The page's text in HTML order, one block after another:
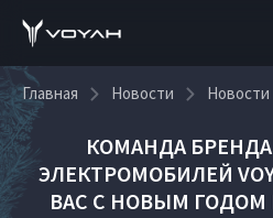
Главная Новости Новости
КОМАНДА
ЭЛЕКТРОМОБИЛЕЙ
ВАС С НОВЫМ